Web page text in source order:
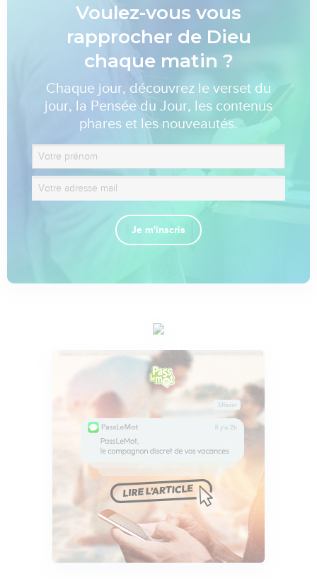
Voulez-vous vous
rapprocher de Dieu
chaque matin ?
Chaque jour, découvrez le verset du
jour, la Pensée du Jour, les contenus
phares et les nouveautés.
Je m'inscris